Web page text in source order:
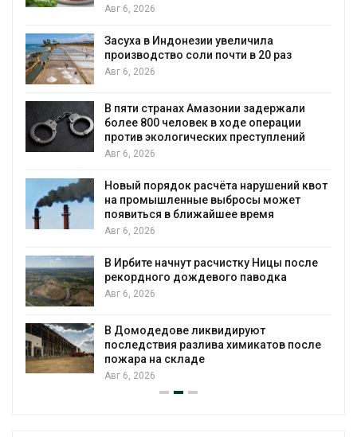
Авг 6, 2026
Засуха в Индонезии увеличила
производство соли почти в 20 раз
Авг 6, 2026
В пяти странах Амазонии задержали
более 800 человек в ходе операции
против экологических преступлений
Авг 6, 2026
Новый порядок расчёта нарушений квот
на промышленные выбросы может
появиться в ближайшее время
Авг 6, 2026
В Ирбите начнут расчистку Ницы после
рекордного дождевого паводка
Авг 6, 2026
В Домодедове ликвидируют
последствия разлива химикатов после
пожара на складе
Авг 6, 2026